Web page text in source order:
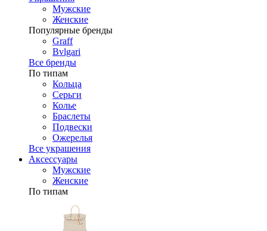
Мужские
Женские
Популярные бренды
Graff
Bvlgari
Все бренды
По типам
Кольца
Серьги
Колье
Браслеты
Подвески
Ожерелья
Все украшения
Аксессуары
Мужские
Женские
По типам